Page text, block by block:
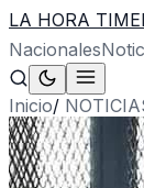
LA HORA TIME
Nacionales
Inicio/